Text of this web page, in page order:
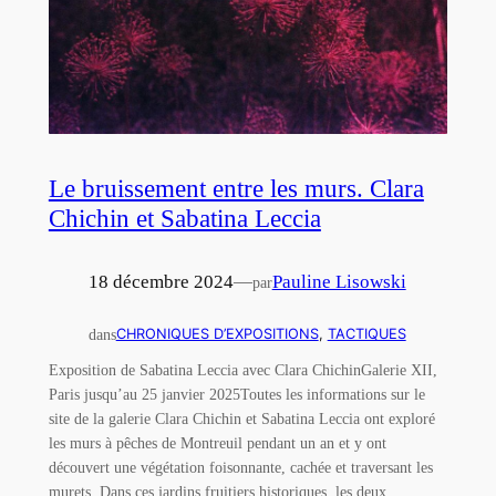
Le bruissement entre les murs. Clara
Chichin et Sabatina Leccia
18 décembre 2024—parPauline Lisowski
dansCHRONIQUES D’EXPOSITIONS, TACTIQUES
Exposition de Sabatina Leccia avec Clara ChichinGalerie XII,
Paris jusqu’au 25 janvier 2025Toutes les informations sur le
site de la galerie Clara Chichin et Sabatina Leccia ont exploré
les murs à pêches de Montreuil pendant un an et y ont
découvert une végétation foisonnante, cachée et traversant les
murets. Dans ces jardins fruitiers historiques, les deux